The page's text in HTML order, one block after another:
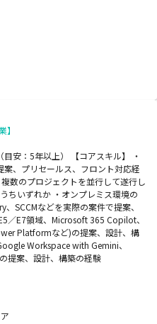
安：5年以上） 【コアスキル】 ・
、プリセールス、フロント対応経
数のプロジェクトを並行して遂行し
ちいずれか ・オンプレミス環境の
SCCMなどを実際の案件で提案、
／E7領域、Microsoft 365 Copilot、
Platformなど)の提案、設計、構
Workspace with Gemini、
提案、設計、構築の経験